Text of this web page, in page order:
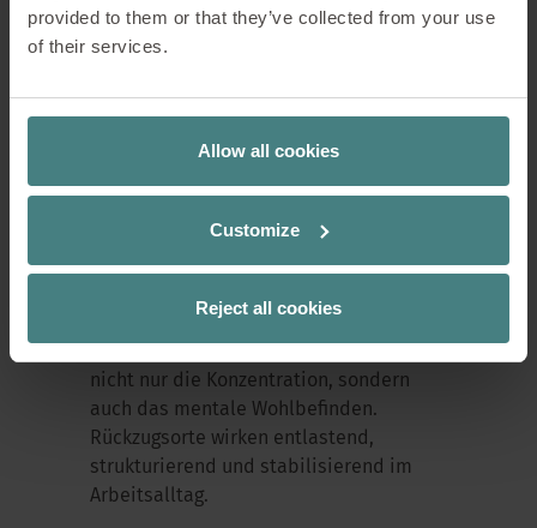
provided to them or that they’ve collected from your use
of their services.
Allow all cookies
Customize
Reject all cookies
Atmosphäre, die bleibt
Die stoffbezogenen Elemente von
se:hivereduzieren effektiv Lärm und
nicht nur die Konzentration, sondern
auch das mentale Wohlbefinden.
Rückzugsorte wirken entlastend,
strukturierend und stabilisierend im
Arbeitsalltag.